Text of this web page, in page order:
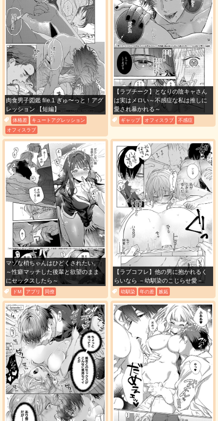
11
必要ポイント：200
購入する
12
必要ポイント：200
購入する
13
購入する
14
必要ポイント：200
購入する
15
必要ポイント： 200
購入する
16
必要ポイント：200
購入する
17
必要ポイント： 200
購入する
18
必要ポイント： 200
肉食男子図鑑 file.1 ぎゅ〜っと！アグ
レッション 【短編】
体格差
キュートアグレッション
オフィスラブ
【ラブチーク】となりの陰キャさん
は実はメロい～不感症な私は推しに
愛され暴かれる～
ギャップ オフィスラブ 不感症
マゾな梢ちゃんはひどくされたい。
～性癖マッチした後輩と欲望のまま
にセックスしたら～
ドM アプリ 同僚
【ラブコフレ】他の男に抱かれるく
らいなら －幼馴染のこじらせ愛－
幼馴染 年の差 嫉妬